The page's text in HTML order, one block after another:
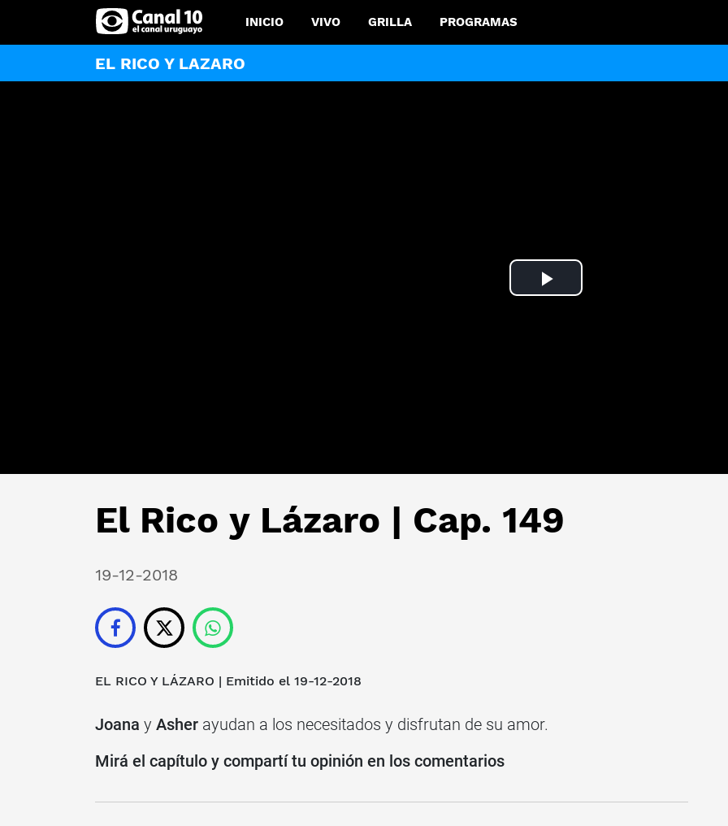
INICIO VIVO GRILLA PROGRAMAS
EL RICO Y LAZARO
Play
El Rico y Lázaro | Cap. 149
19-12-2018
EL RICO Y LÁZARO | Emitido el 19-12-2018
Joana y Asher ayudan a los necesitados y disfrutan de su amor.
Mirá el capítulo y compartí tu opinión en los comentarios